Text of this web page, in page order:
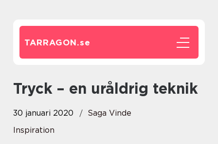
TARRAGON.se
Tryck – en uråldrig teknik
30 januari 2020
Saga Vinde
Inspiration